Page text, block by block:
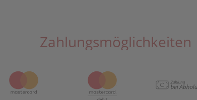
Zahlungsmöglichkeiten